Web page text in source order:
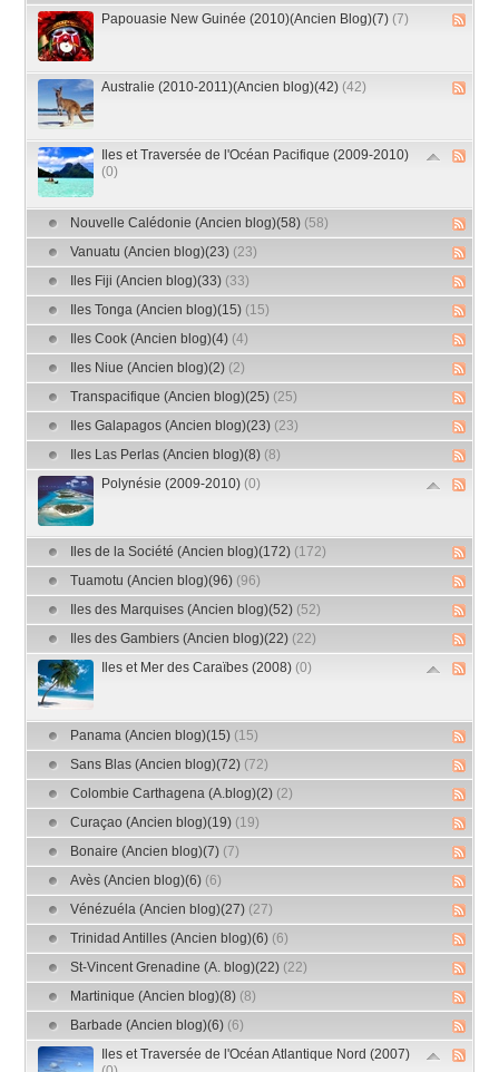
Papouasie New Guinée (2010)(Ancien Blog)(7) (7)
Australie (2010-2011)(Ancien blog)(42) (42)
Iles et Traversée de l'Océan Pacifique (2009-2010)
(0)
Nouvelle Calédonie (Ancien blog)(58) (58)
Vanuatu (Ancien blog)(23) (23)
Iles Fiji (Ancien blog)(33) (33)
Iles Tonga (Ancien blog)(15) (15)
Iles Cook (Ancien blog)(4) (4)
Iles Niue (Ancien blog)(2) (2)
Transpacifique (Ancien blog)(25) (25)
Iles Galapagos (Ancien blog)(23) (23)
Iles Las Perlas (Ancien blog)(8) (8)
Polynésie (2009-2010) (0)
Iles de la Société (Ancien blog)(172) (172)
Tuamotu (Ancien blog)(96) (96)
Iles des Marquises (Ancien blog)(52) (52)
Iles des Gambiers (Ancien blog)(22) (22)
Iles et Mer des Caraïbes (2008) (0)
Panama (Ancien blog)(15) (15)
Sans Blas (Ancien blog)(72) (72)
Colombie Carthagena (A.blog)(2) (2)
Curaçao (Ancien blog)(19) (19)
Bonaire (Ancien blog)(7) (7)
Avès (Ancien blog)(6) (6)
Vénézuéla (Ancien blog)(27) (27)
Trinidad Antilles (Ancien blog)(6) (6)
St-Vincent Grenadine (A. blog)(22) (22)
Martinique (Ancien blog)(8) (8)
Barbade (Ancien blog)(6) (6)
Iles et Traversée de l'Océan Atlantique Nord (2007)